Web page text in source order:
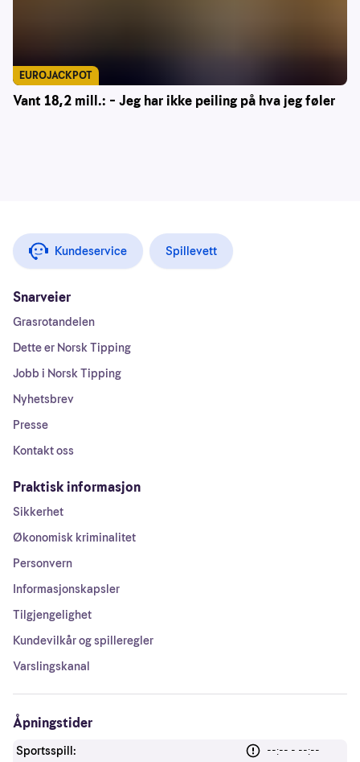
Vant 18,2 mill.: – Jeg har ikke peiling på hva jeg føler
EUROJACKPOT
Kundeservice Spillevett
Snarveier
Grasrotandelen
Dette er Norsk Tipping
Jobb i Norsk Tipping
Nyhetsbrev
Presse
Kontakt oss
Praktisk informasjon
Sikkerhet
Økonomisk kriminalitet
Personvern
Informasjonskapsler
Tilgjengelighet
Kundevilkår og spilleregler
Varslingskanal
Åpningstider
Sportsspill: --:-- - --:--